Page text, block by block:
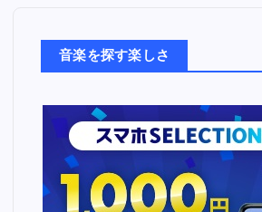
音楽を探す楽しさ